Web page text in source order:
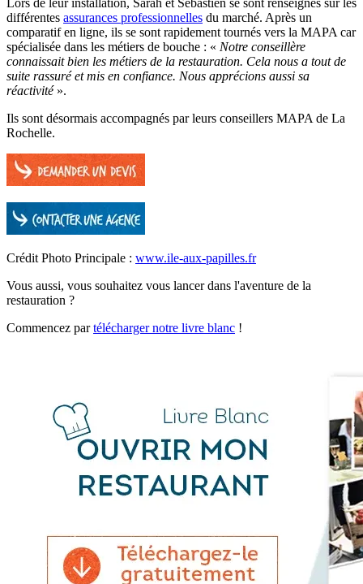
Lors de leur installation, Sarah et Sébastien se sont renseignés sur les
différentes assurances professionnelles du marché. Après un
comparatif en ligne, ils se sont rapidement tournés vers la MAPA car
spécialisée dans les métiers de bouche : « Notre conseillère
connaissait bien les métiers de la restauration. Cela nous a tout de
suite rassuré et mis en confiance. Nous apprécions aussi sa
réactivité ».
Ils sont désormais accompagnés par leurs conseillers MAPA de La
Rochelle.
Crédit Photo Principale : www.ile-aux-papilles.fr
Vous aussi, vous souhaitez vous lancer dans l'aventure de la
restauration ?
Commencez partélécharger notre livre blanc !